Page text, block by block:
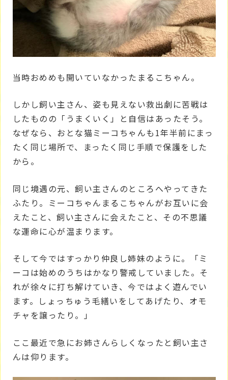
当時おめめも開いていなかったまるこちゃん。
しかし飼い主さん、姿も見えない救出劇に苦戦は
したものの「うまくいく」と自信はあったそう。
なぜなら、おとな猫ミーコちゃんも1年半前にまっ
たく同じ場所で、まったく同じ手順で保護をした
から。
同じ境遇の元、飼い主さんのところへやってきた
ふたり。ミーコちゃんまるこちゃんがお互いに会
えたこと、飼い主さんに会えたこと、その不思議
な運命に心が温まります。
そして今ではすっかり仲良し姉妹のように。「ミ
ーコは始めのうちはかなり警戒していました。そ
れが徐々に打ち解けていき、今ではよく遊んでい
ます。しょっちゅう毛繕いをしてあげたり、オモ
チャを譲ったり。」
ここ最近で急にお姉さんらしくなったと飼い主さ
んは仰ります。